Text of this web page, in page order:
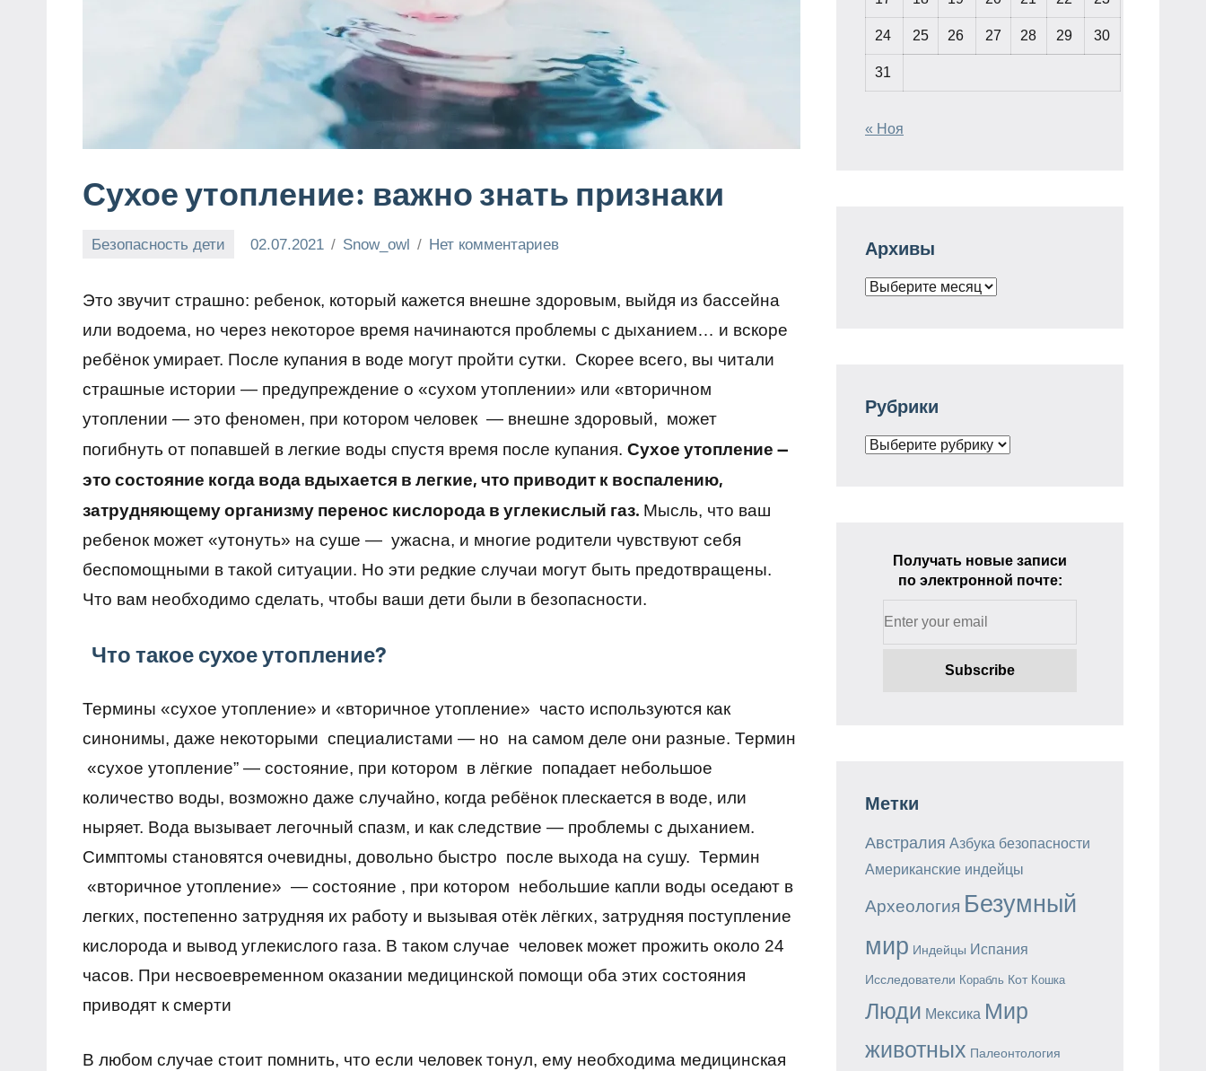
Сухое утопление: важно знать признаки
Безопасность дети 02.07.2021 Snow_owl Нет комментариев
Это звучит страшно: ребенок, который кажется внешне здоровым, выйдя из бассейна
или водоема, но через некоторое время начинаются проблемы с дыханием… и вскоре
ребёнок умирает. После купания в воде могут пройти сутки. Скорее всего, вы читали
страшные истории — предупреждение о «сухом утоплении» или «вторичном
утоплении — это феномен, при котором человек — внешне здоровый, может
погибнуть от попавшей в легкие воды спустя время после купания. Сухое утопление —
это состояние когда вода вдыхается в легкие, что приводит к воспалению,
затрудняющему организму перенос кислорода в углекислый газ. Мысль, что ваш
ребенок может «утонуть» на суше — ужасна, и многие родители чувствуют себя
беспомощными в такой ситуации. Но эти редкие случаи могут быть предотвращены.
Что вам необходимо сделать, чтобы ваши дети были в безопасности.
Что такое сухое утопление?
Термины «сухое утопление» и «вторичное утопление» часто используются как
синонимы, даже некоторыми специалистами — но на самом деле они разные. Термин
«сухое утопление” — состояние, при котором в лёгкие попадает небольшое
количество воды, возможно даже случайно, когда ребёнок плескается в воде, или
ныряет. Вода вызывает легочный спазм, и как следствие — проблемы с дыханием.
Симптомы становятся очевидны, довольно быстро после выхода на сушу. Термин
«вторичное утопление» — состояние , при котором небольшие капли воды оседают в
легких, постепенно затрудняя их работу и вызывая отёк лёгких, затрудняя поступление
кислорода и вывод углекислого газа. В таком случае человек может прожить около 24
часов. При несвоевременном оказании медицинской помощи оба этих состояния
приводят к смерти
В любом случае стоит помнить, что если человек тонул, ему необходима медицинская
24 25 26 27 28 29 30
31
« Ноя
Архивы
Архивы
Рубрики
Рубрики
Получать новые записи
по электронной почте:
Метки
Австралия Азбука безопасности
Американские индейцы
Археология Безумный
мир Индейцы Испания
Исследователи Корабль Кот Кошка
Люди Мексика Мир
животных Палеонтология